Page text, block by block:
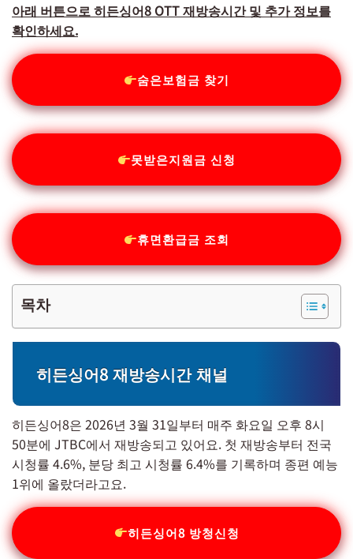
아래 버튼으로 히든싱어8 OTT 재방송시간 및 추가 정보를
확인하세요.
숨은보험금 찾기
못받은지원금 신청
휴면환급금 조회
목차
히든싱어8 재방송시간 채널
히든싱어8은 2026년 3월 31일부터 매주 화요일 오후 8시
50분에 JTBC에서 재방송되고 있어요. 첫 재방송부터 전국
시청률 4.6%, 분당 최고 시청률 6.4%를 기록하며 종편 예능
1위에 올랐더라고요.
히든싱어8 방청신청